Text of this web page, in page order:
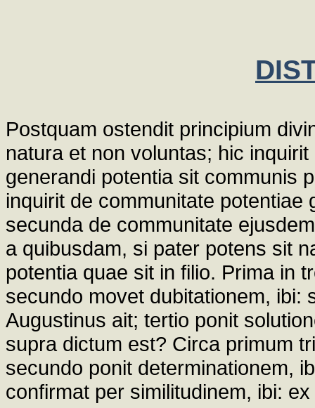
Postquam ostendit principium
natura et non voluntas; hic
generandi potentia sit communis
inquirit de communitate
secunda de communitate
a quibusdam, si pater potens sit
potentia quae sit in filio. Prima in
secundo movet dubitationem, ibi:
Augustinus ait; tertio ponit
supra dictum est? Circa primum
secundo ponit determinationem,
confirmat per similitudinem, ibi: